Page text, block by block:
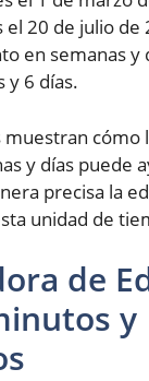
el 20 de julio de
en semanas y
y 6 días.
cómo
y días puede
precisa la
unidad de
de
y